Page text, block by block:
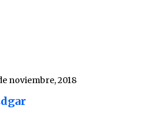
noviembre, 2018